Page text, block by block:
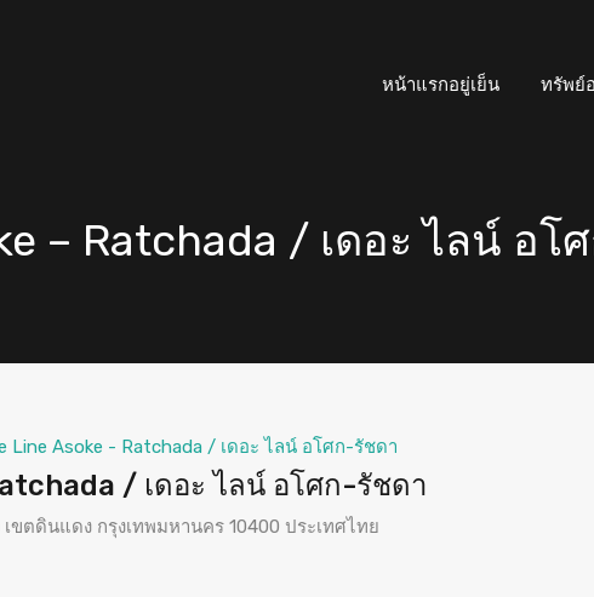
หน้าแรกอยู่เย็น ทรัพย์
– Ratchada / เดอะ ไลน์ อโ
Line Asoke - Ratchada / เดอะ ไลน์ อโศก-รัชดา
/ เดอะ ไลน์ อโศก-รัชดา
ตดินแดง กรุงเทพมหานคร 10400 ประเทศไทย